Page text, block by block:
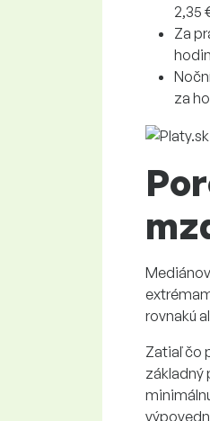
2,35
Za
za
rovnakú
Zatiaľ čo
základný